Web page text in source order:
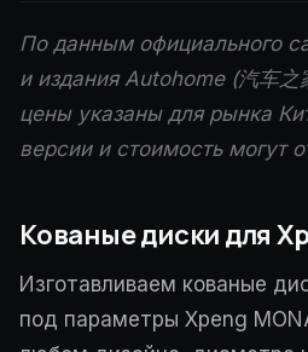
По данным официального
и издания Autohome (汽车之
цены указаны для рынка
версии и стоимость могут
Кованые диски для
Изготавливаем кованые
под параметры Xpeng